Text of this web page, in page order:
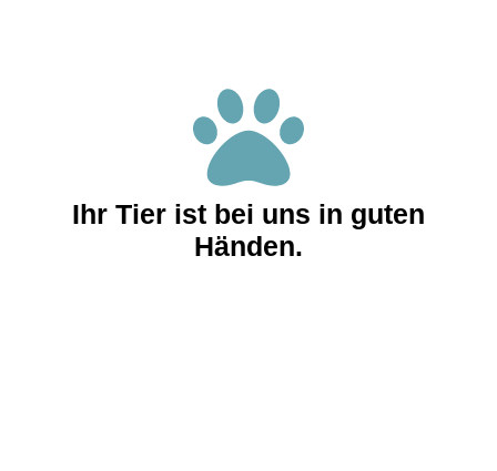
Ihr Tier ist bei uns in guten
Händen.